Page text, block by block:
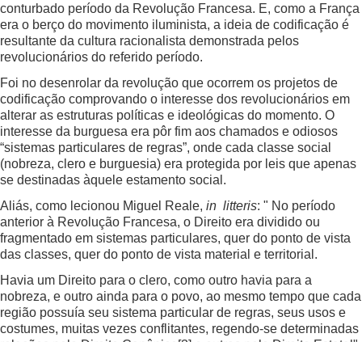
conturbado período da Revolução Francesa. E, como a França
era o berço do movimento iluminista, a ideia de codificação é
resultante da cultura racionalista demonstrada pelos
revolucionários do referido período.
Foi no desenrolar da revolução que ocorrem os projetos de
codificação comprovando o interesse dos revolucionários em
alterar as estruturas políticas e ideológicas do momento. O
interesse da burguesa era pôr fim aos chamados e odiosos
“sistemas particulares de regras”, onde cada classe social
(nobreza, clero e burguesia) era protegida por leis que apenas
se destinadas àquele estamento social.
Aliás, como lecionou Miguel Reale, in litteris: " No período
anterior à Revolução Francesa, o Direito era dividido ou
fragmentado em sistemas particulares, quer do ponto de vista
das classes, quer do ponto de vista material e territorial.
Havia um Direito para o clero, como outro havia para a
nobreza, e outro ainda para o povo, ao mesmo tempo que cada
região possuía seu sistema particular de regras, seus usos e
costumes, muitas vezes conflitantes, regendo-se determinadas